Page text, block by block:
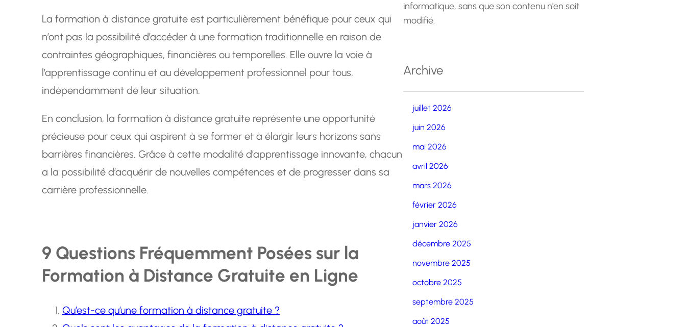
La formation à distance gratuite est particulièrement bénéfique pour ceux qui
n’ont pas la possibilité d’accéder à une formation traditionnelle en raison de
contraintes géographiques, financières ou temporelles. Elle ouvre la voie à
l’apprentissage continu et au développement professionnel pour tous,
indépendamment de leur situation.
En conclusion, la formation à distance gratuite représente une opportunité
précieuse pour ceux qui aspirent à se former et à élargir leurs horizons sans
barrières financières. Grâce à cette modalité d’apprentissage innovante, chacun
a la possibilité d’acquérir de nouvelles compétences et de progresser dans sa
carrière professionnelle.
9 Questions Fréquemment Posées sur la
Formation à Distance Gratuite en Ligne
Qu’est-ce qu’une formation à distance gratuite ?
informatique, sans que son contenu n'en soit
modifié.
Archive
juillet 2026
juin 2026
mai 2026
avril 2026
mars 2026
février 2026
janvier 2026
décembre 2025
novembre 2025
octobre 2025
septembre 2025
août 2025